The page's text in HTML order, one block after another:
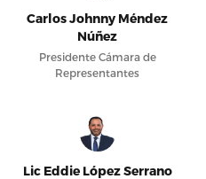
Carlos Johnny Méndez
Núñez
Presidente Cámara de
Representantes
Lic Eddie López Serrano